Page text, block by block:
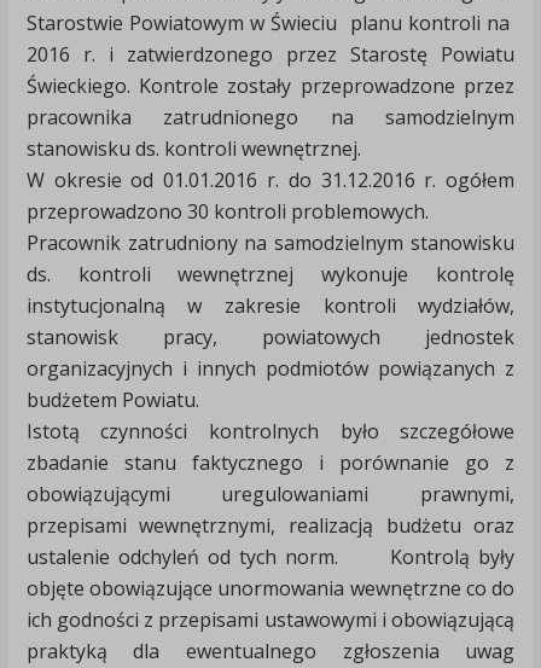
Starostwie Powiatowym w Świeciu planu kontroli na
2016 r. i zatwierdzonego przez Starostę Powiatu
Świeckiego. Kontrole zostały przeprowadzone przez
pracownika zatrudnionego na samodzielnym
stanowisku ds. kontroli wewnętrznej.
W okresie od 01.01.2016 r. do 31.12.2016 r. ogółem
przeprowadzono 30 kontroli problemowych.
Pracownik zatrudniony na samodzielnym stanowisku
ds. kontroli wewnętrznej wykonuje kontrolę
instytucjonalną w zakresie kontroli wydziałów,
stanowisk pracy, powiatowych jednostek
organizacyjnych i innych podmiotów powiązanych z
budżetem Powiatu.
Istotą czynności kontrolnych było szczegółowe
zbadanie stanu faktycznego i porównanie go z
obowiązującymi uregulowaniami prawnymi,
przepisami wewnętrznymi, realizacją budżetu oraz
ustalenie odchyleń od tych norm. Kontrolą były
objęte obowiązujące unormowania wewnętrzne co do
ich godności z przepisami ustawowymi i obowiązującą
praktyką dla ewentualnego zgłoszenia uwag